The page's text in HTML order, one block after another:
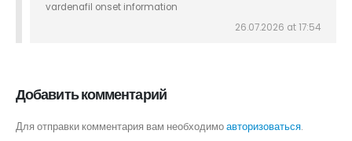
vardenafil onset information
26.07.2026 at 17:54
Добавить комментарий
Для отправки комментария вам необходимоавторизоваться.